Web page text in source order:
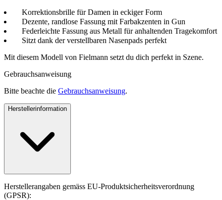
Korrektionsbrille für Damen in eckiger Form
Dezente, randlose Fassung mit Farbakzenten in Gun
Federleichte Fassung aus Metall für anhaltenden Tragekomfort
Sitzt dank der verstellbaren Nasenpads perfekt
Mit diesem Modell von Fielmann setzt du dich perfekt in Szene.
Gebrauchsanweisung
Bitte beachte die Gebrauchsanweisung.
Herstellerinformation
Herstellerangaben gemäss EU-Produktsicherheitsverordnung
(GPSR):